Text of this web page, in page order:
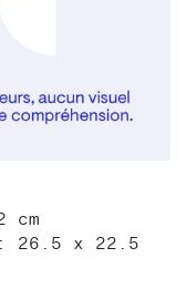
cm
26.5 x 22.5